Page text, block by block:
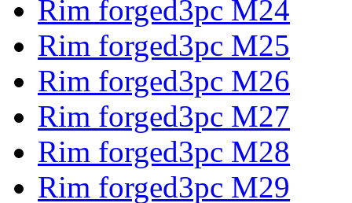
Rim forged3pc M24
Rim forged3pc M25
Rim forged3pc M26
Rim forged3pc M27
Rim forged3pc M28
Rim forged3pc M29